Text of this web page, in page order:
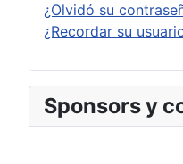
¿Olvidó su
¿Recordar su
Sponsors y